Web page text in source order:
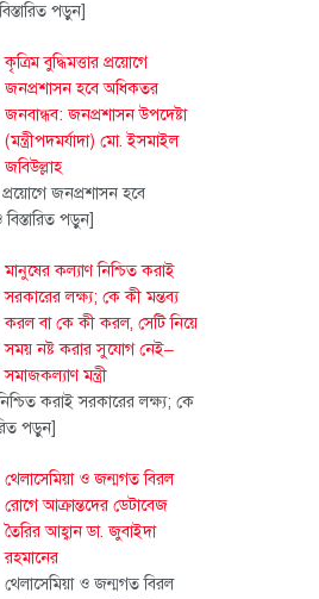
পড়ুন]
কৃত্রিম বুদ্ধিমত্তার প্রয়োগে
জনপ্রশাসন হবে অধিকতর
জনবান্ধব: জনপ্রশাসন উপদেষ্টা
(মন্ত্রীপদমর্যাদা) মো. ইসমাইল
জবিউল্লাহ
প্রয়োগে জনপ্রশাসন হবে
পড়ুন]
মানুষের কল্যাণ নিশ্চিত করাই
সরকারের লক্ষ্য; কে কী মন্তব্য
করল বা কে কী করল, সেটি নিয়ে
সময় নষ্ট করার সুযোগ নেই–
সমাজকল্যাণ মন্ত্রী
করাই সরকারের লক্ষ্য; কে
পড়ুন]
থেলাসেমিয়া ও জন্মগত বিরল
রোগে আক্রান্তদের ডেটাবেজ
তৈরির আহ্বান ডা. জুবাইদা
রহমানের
থেলাসেমিয়া ও জন্মগত বিরল